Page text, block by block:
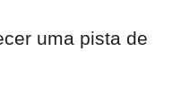
uma pista de